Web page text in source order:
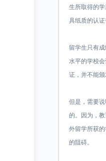
生所取得的
具纸质的认证
留学生只有
水平的学校
证，并不能颁
但是，需要
的。因为，
外留学所获
的阻碍。